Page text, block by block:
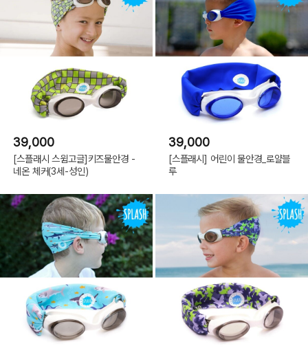
39,000
[스플래시 스윔고글]키즈물안경 -
네온 체커(3세-성인)
39,000
[스플래시] 어린이 물안경_로얄블
루